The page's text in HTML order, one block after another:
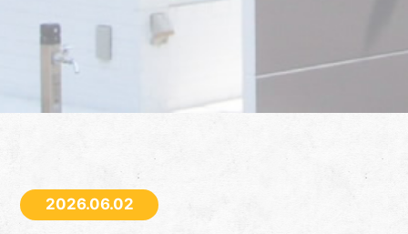
2026.06.02